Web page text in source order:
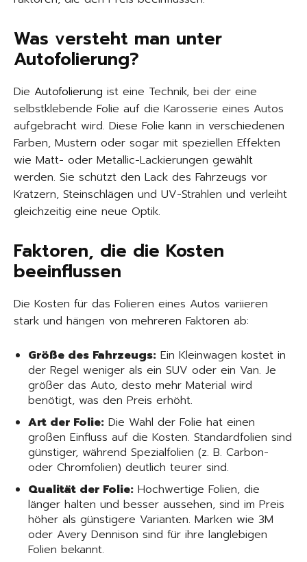
Was versteht man unter
Autofolierung?
Die Autofolierung ist eine Technik, bei der eine
selbstklebende Folie auf die Karosserie eines Autos
aufgebracht wird. Diese Folie kann in verschiedenen
Farben, Mustern oder sogar mit speziellen Effekten
wie Matt- oder Metallic-Lackierungen gewählt
werden. Sie schützt den Lack des Fahrzeugs vor
Kratzern, Steinschlägen und UV-Strahlen und verleiht
gleichzeitig eine neue Optik.
Faktoren, die die Kosten
beeinflussen
Die Kosten für das Folieren eines Autos variieren
stark und hängen von mehreren Faktoren ab:
Größe des Fahrzeugs: Ein Kleinwagen kostet in
der Regel weniger als ein SUV oder ein Van. Je
größer das Auto, desto mehr Material wird
benötigt, was den Preis erhöht.
Art der Folie: Die Wahl der Folie hat einen
großen Einfluss auf die Kosten. Standardfolien sind
günstiger, während Spezialfolien (z. B. Carbon-
oder Chromfolien) deutlich teurer sind.
Qualität der Folie: Hochwertige Folien, die
länger halten und besser aussehen, sind im Preis
höher als günstigere Varianten. Marken wie 3M
oder Avery Dennison sind für ihre langlebigen
Folien bekannt.